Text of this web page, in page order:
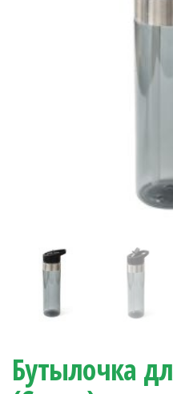
Бутылочка